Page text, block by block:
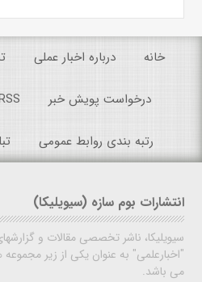
خانه درباره اخبار عملی
درخواست پویش خبر
رتبه بندی روابط عمومی
انتشارات بوم سازه (سیویلیکا)
سیویلیکا، ناشر تخصصی مقالات و
"اخبارعلمی" به عنوان یکی از زیر
می باشد.